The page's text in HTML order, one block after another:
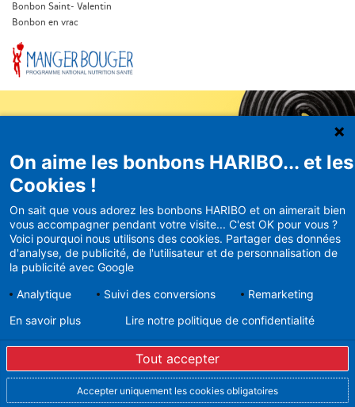
17,90 €
Ajouter au panier
Bonbon Saint- Valentin
Bonbon en vrac
Newsletter
HARIBO
Recevez en avant-première nos
bons plans et actualités
En vous inscrivant à la newsletter, vous acceptez de
recevoir des mails d’Haribo sur son actualité. Pour plus
d’informations sur la gestion de vos données
personnelles et pour exercer vos droits, merci de
consulter notrePolitique de Protection des Données
Vous pouvez à tout moment vous désinscrire dans la
On aime les bonbons HARIBO... et les
Cookies !
On sait que vous adorez les bonbons HARIBO et on aimerait bien
vous accompagner pendant votre visite... C'est OK pour vous ?
Voici pourquoi nous utilisons des cookies. Partager des données
d'analyse, de publicité, de l'utilisateur et de personnalisation de
la publicité avec Google
Analytique
Suivi des conversions Remarketing
Tout accepter
Accepter uniquement les cookies obligatoires
En savoir plus Lire notre politique de confidentialité